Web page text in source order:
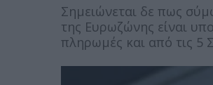
Σημειώνεται δε πως
της Ευρωζώνης είναι
πληρωμές και από τις 5